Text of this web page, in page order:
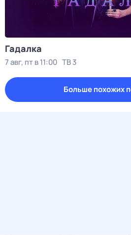
Гадалка
7 авг, пт в 11:00 ТВ 3
Больше похожих